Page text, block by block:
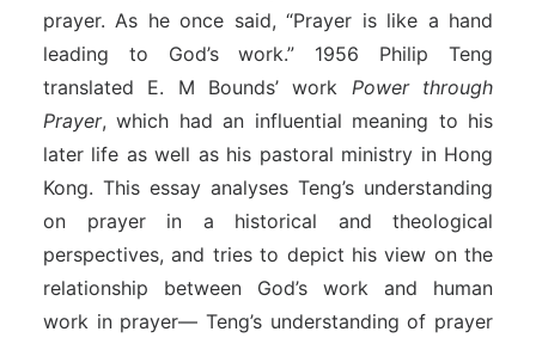
prayer. As he once said, “Prayer is like a hand
leading to God’s work.” 1956 Philip Teng
translated E. M Bounds’ work Power through
Prayer, which had an influential meaning to his
later life as well as his pastoral ministry in Hong
Kong. This essay analyses Teng’s understanding
on prayer in a historical and theological
perspectives, and tries to depict his view on the
relationship between God’s work and human
work in prayer— Teng’s understanding of prayer